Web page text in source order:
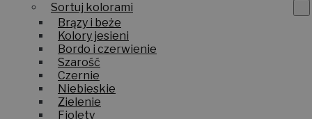
Sortuj kolorami
Brązy i beże
Kolory jesieni
Bordo i czerwienie
Szarość
Czernie
Niebieskie
Zielenie
Fiolety